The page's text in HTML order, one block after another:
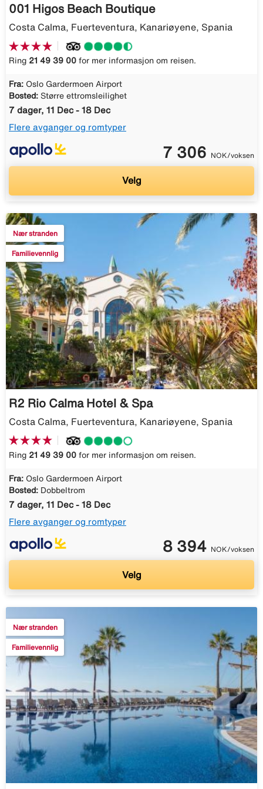
001 Higos Beach Boutique
Costa Calma, Fuerteventura, Kanariøyene, Spania
Ring 21 49 39 00 for mer informasjon om reisen.
Fra: Oslo Gardermoen Airport
Bosted: Større ettromsleilighet
7 dager, 11 Dec - 18 Dec
Flere avganger og romtyper
7 306 NOK/voksen
Velg
Nær stranden
Familievennlig
R2 Rio Calma Hotel & Spa
Costa Calma, Fuerteventura, Kanariøyene, Spania
Ring 21 49 39 00 for mer informasjon om reisen.
Fra: Oslo Gardermoen Airport
Bosted: Dobbeltrom
7 dager, 11 Dec - 18 Dec
Flere avganger og romtyper
8 394 NOK/voksen
Velg
Nær stranden
Familievennlig